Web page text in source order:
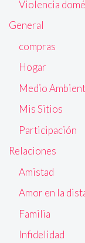
Violencia
General
compras
Hogar
Medio
Mis Sitios
Participación
Relaciones
Amistad
Amor en la
Familia
Infidelidad